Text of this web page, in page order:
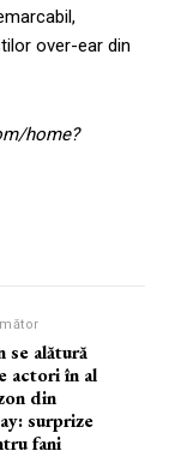
over-ear din
home?
se alătură
actori în al
din
surprize
fani